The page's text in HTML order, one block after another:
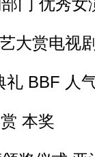
门 优秀女
大赏电视
礼 BBF 人
本奖